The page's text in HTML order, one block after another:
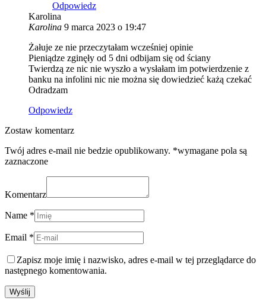
Odpowiedz
Karolina
Karolina 9 marca 2023 o 19:47
Żałuje ze nie przeczytałam wcześniej opinie
Pieniądze zginęły od 5 dni odbijam się od ściany
Twierdzą ze nic nie wyszło a wysłałam im potwierdzenie z
banku na infolini nic nie można się dowiedzieć każą czekać
Odradzam
Odpowiedz
Zostaw komentarz
Twój adres e-mail nie bedzie opublikowany. *wymagane pola są
zaznaczone
Komentarz
Name *
Email *
Zapisz moje imię i nazwisko, adres e-mail w tej przeglądarce do
następnego komentowania.